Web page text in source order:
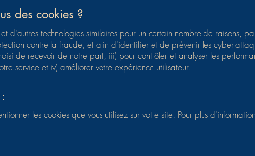
des cookies ?
d'autres technologies similaires pour un certain nombre de raisons,
contre la fraude, et afin d'identifier et de prévenir les cyber-
de recevoir de notre part, iii) pour contrôler et analyser les
service et iv) améliorer votre expérience utilisateur.
les cookies que vous utilisez sur votre site. Pour plus